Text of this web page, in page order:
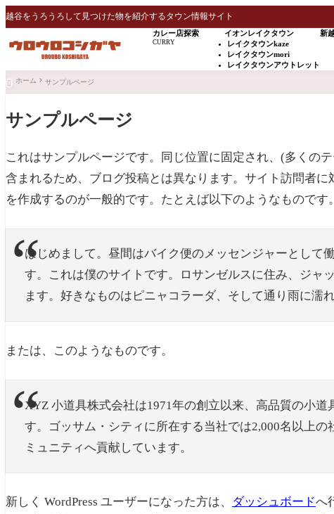
越谷をうろうろして見つけた物を紹介するタウン情報サイト
カレー店探索
CURRY
イオンレイクタウン
レイクタウンkaze
レイクタウンmori
レイクタウンアウトレット
新
 ホーム サンプルページ
サンプルページ
これはサンプルページです。同じ位置に固定され、(多くの
含まれるため、ブログ投稿とは異なります。サイト訪問者
を作成するのが一般的です。たとえば以下のようなものです。
はじめまして。昼間はバイク便のメッセンジャーとして
す。これは僕のサイトです。ロサンゼルスに住み、ジャ
ます。好きなものはピニャコラーダ、そして通り雨に濡れ
または、このようなものです。
XYZ 小道具株式会社は1971年の創立以来、高品質の小
す。ゴッサム・シティに所在する当社では2,000名以上
ミュニティへ貢献しています。
新しく WordPress ユーザーになった方は、 ダッシュボードへ